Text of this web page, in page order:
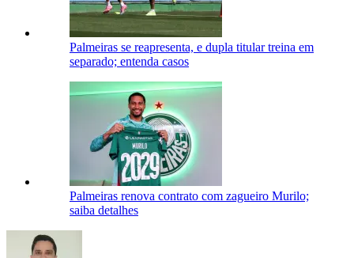
Palmeiras se reapresenta, e dupla titular treina em
separado; entenda casos
Palmeiras renova contrato com zagueiro Murilo;
saiba detalhes